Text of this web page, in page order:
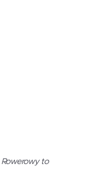
Rowerowy to